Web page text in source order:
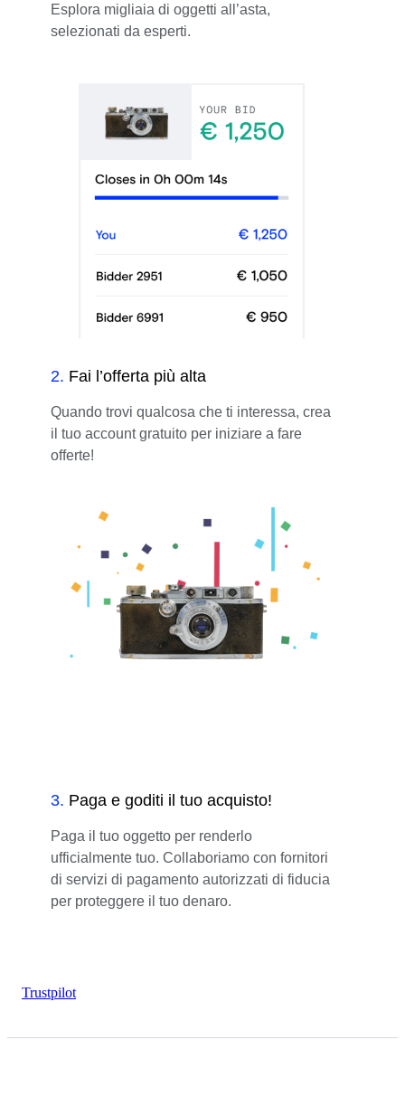
Esplora migliaia di oggetti all’asta,
selezionati da esperti.
2. Fai l’offerta più alta
Quando trovi qualcosa che ti interessa, crea
il tuo account gratuito per iniziare a fare
offerte!
3. Paga e goditi il tuo acquisto!
Paga il tuo oggetto per renderlo
ufficialmente tuo. Collaboriamo con fornitori
di servizi di pagamento autorizzati di fiducia
per proteggere il tuo denaro.
Trustpilot